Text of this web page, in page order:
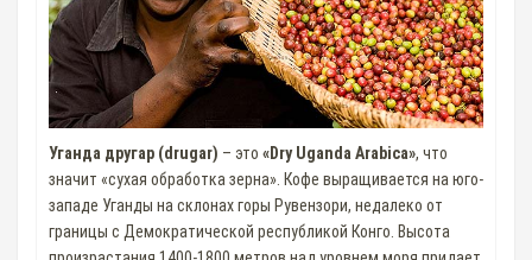
Уганда другар (drugar) – это «Dry Uganda Arabica», что
значит «сухая обработка зерна». Кофе выращивается на юго-
западе Уганды на склонах горы Рувензори, недалеко от
границы с Демократической республикой Конго. Высота